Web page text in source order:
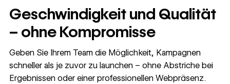
Geschwindigkeit und Qualität
– ohne Kompromisse
Geben Sie Ihrem Team die Möglichkeit, Kampagnen
schneller als je zuvor zu launchen – ohne Abstriche bei
Ergebnissen oder einer professionellen Webpräsenz.